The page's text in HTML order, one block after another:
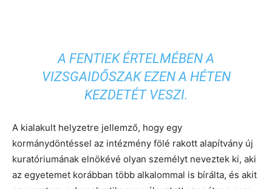
A FENTIEK ÉRTELMÉBEN A
VIZSGAIDŐSZAK EZEN A HÉTEN
KEZDETÉT VESZI.
A kialakult helyzetre jellemző, hogy egy
kormánydöntéssel az intézmény fölé rakott alapítvány új
kuratóriumának elnökévé olyan személyt neveztek ki, aki
az egyetemet korábban több alkalommal is bírálta, és akit